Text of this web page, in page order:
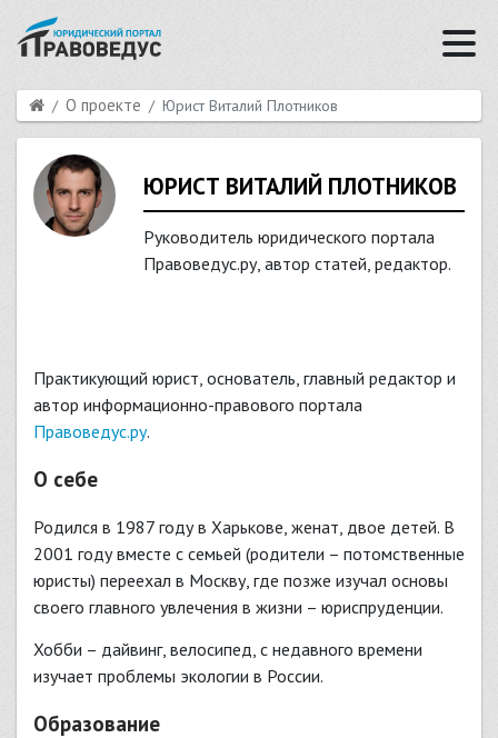
О проекте Юрист Виталий Плотников
ЮРИСТ ВИТАЛИЙ ПЛОТНИКОВ
Руководитель юридического портала
Правоведус.ру, автор статей, редактор.
Практикующий юрист, основатель, главный редактор и
автор информационно-правового портала
Правоведус.ру.
О себе
Родился в 1987 году в Харькове, женат, двое детей. В
2001 году вместе с семьей (родители – потомственные
юристы) переехал в Москву, где позже изучал основы
своего главного увлечения в жизни – юриспруденции.
Хобби – дайвинг, велосипед, с недавного времени
изучает проблемы экологии в России.
Образование